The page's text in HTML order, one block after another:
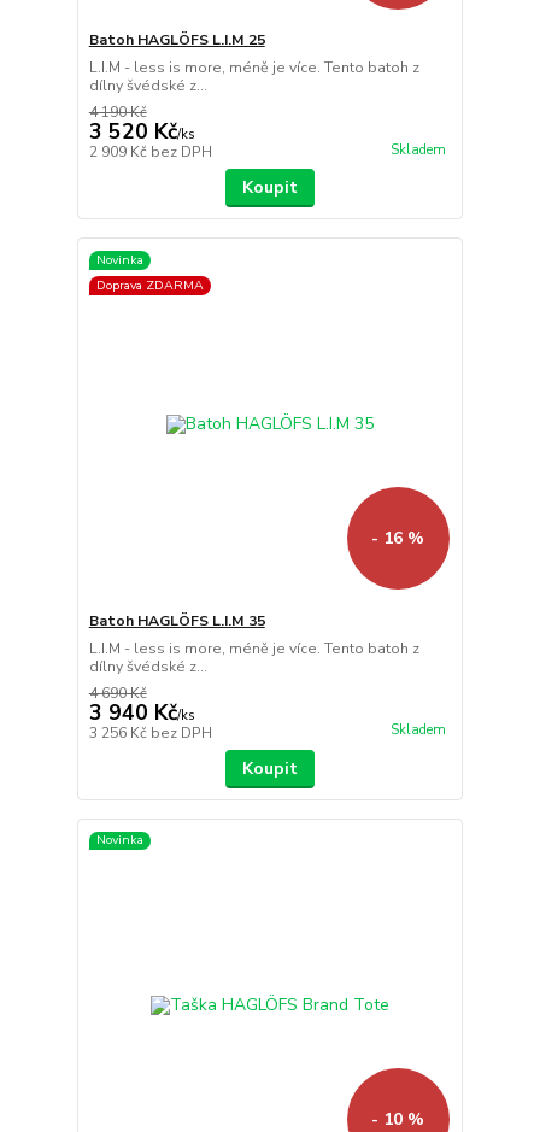
Batoh HAGLÖFS L.I.M 25
L.I.M - less is more, méně je více. Tento batoh z
dílny švédské z...
4 190 Kč
3 520 Kč/ks
2 909 Kč bez DPH Skladem
Koupit
Novinka
Doprava ZDARMA
- 16 %
Batoh HAGLÖFS L.I.M 35
L.I.M - less is more, méně je více. Tento batoh z
dílny švédské z...
4 690 Kč
3 940 Kč/ks
3 256 Kč bez DPH Skladem
Koupit
Novinka
- 10 %